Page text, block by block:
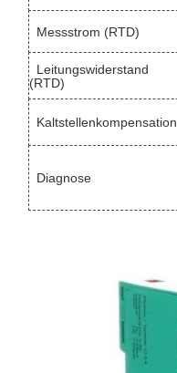
Messstrom (RTD)
Leitungswiderstand
(RTD)
Kaltstellenkompensation
Diagnose